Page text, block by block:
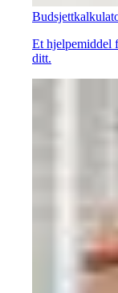
Et hjelpemiddel
ditt.